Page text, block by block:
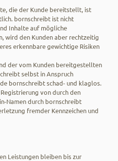
die der Kunde bereitstellt, ist
bornschreibt ist nicht
Inhalte auf mögliche
wird den Kunden aber rechtzeitig
erkennbare gewichtige Risiken
der vom Kunden bereitgestellten
selbst in Anspruch
bornschreibt schad- und klaglos.
von durch den
Namen durch bornschreibt
fremder Kennzeichen und
Leistungen bleiben bis zur